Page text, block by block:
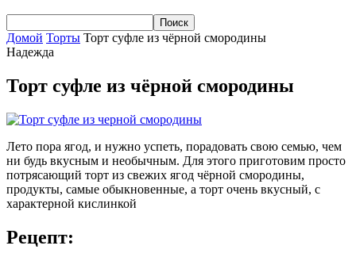
Домой Торты Торт суфле из чёрной смородины
Надежда
Торт суфле из чёрной смородины
Лето пора ягод, и нужно успеть, порадовать свою семью, чем
ни будь вкусным и необычным. Для этого приготовим просто
потрясающий торт из свежих ягод чёрной смородины,
продукты, самые обыкновенные, а торт очень вкусный, с
характерной кислинкой
Рецепт: